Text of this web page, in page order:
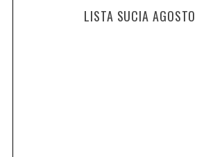
LISTA SUCIA